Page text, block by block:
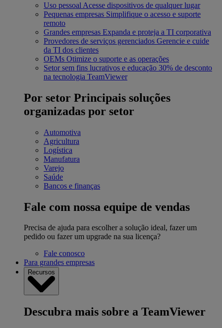
Uso pessoal Acesse dispositivos de qualquer lugar
Pequenas empresas Simplifique o acesso e suporte
remoto
Grandes empresas Expanda e proteja a TI corporativa
Provedores de serviços gerenciados Gerencie e cuide
da TI dos clientes
OEMs Otimize o suporte e as operações
Setor sem fins lucrativos e educação 30% de desconto
na tecnologia TeamViewer
Por setor Principais soluções
organizadas por setor
Automotiva
Agricultura
Logística
Manufatura
Varejo
Saúde
Bancos e finanças
Fale com nossa equipe de vendas
Precisa de ajuda para escolher a solução ideal, fazer um
pedido ou fazer um upgrade na sua licença?
Fale conosco
Para grandes empresas
Recursos
Descubra mais sobre a TeamViewer